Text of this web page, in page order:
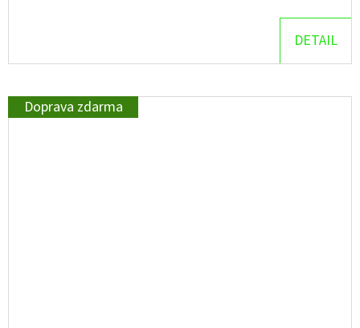
DETAIL
Doprava zdarma